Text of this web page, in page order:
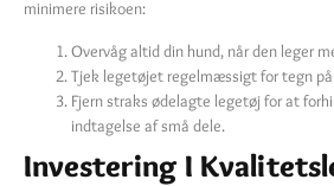
minimere risikoen:
Overvåg altid din hund, når den leger
Tjek legetøjet regelmæssigt for tegn på
Fjern straks ødelagte legetøj for at
indtagelse af små dele.
Investering I